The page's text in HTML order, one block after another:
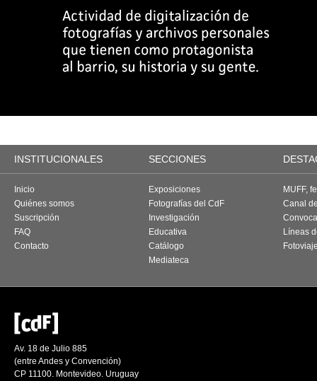
INSTITUCIONALES SECCIONES
Inicio
Quiénes somos
Suscripción
FAQ
Contacto
Exposiciones
Fotografías del CdF
Investigación
Educativa
Catálogo
Mediateca
MUFF,
Canal
Líneas
Av. 18 de Julio 885
(entre Andes y Convención)
CP 11100. Montevideo. Uruguay